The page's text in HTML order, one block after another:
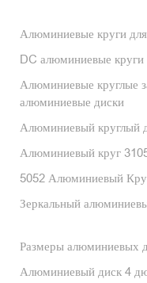
Алюминиевые круги
DC алюминиевые круги
Алюминиевые круглые
алюминиевые диски
Алюминиевый круглый
Алюминиевый круг
5052 Алюминиевый
Зеркальный
Размеры алюминиевых
Алюминиевый диск 4